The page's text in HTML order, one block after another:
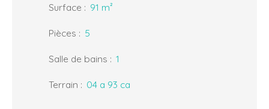
Surface : 91 m²
Pièces : 5
Salle de bains : 1
Terrain : 04 a 93 ca